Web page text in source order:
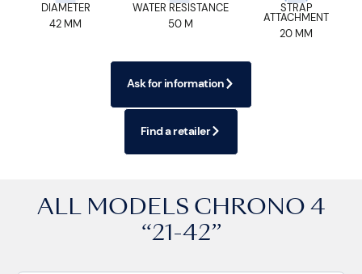
DIAMETER
42 MM
WATER RESISTANCE
50 M
STRAP
ATTACHMENT
20 MM
Ask for information
Find a retailer
ALL MODELS CHRONO 4
“21-42”